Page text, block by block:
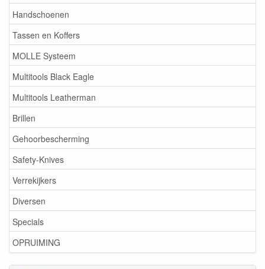
Handschoenen
Tassen en Koffers
MOLLE Systeem
Multitools Black Eagle
Multitools Leatherman
Brillen
Gehoorbescherming
Safety-Knives
Verrekijkers
Diversen
Specials
OPRUIMING